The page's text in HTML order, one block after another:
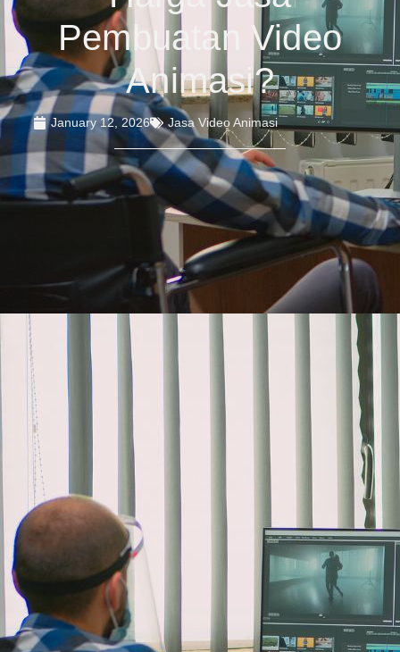
Pembuatan Video
Animasi?
January 12, 2026 Jasa Video Animasi